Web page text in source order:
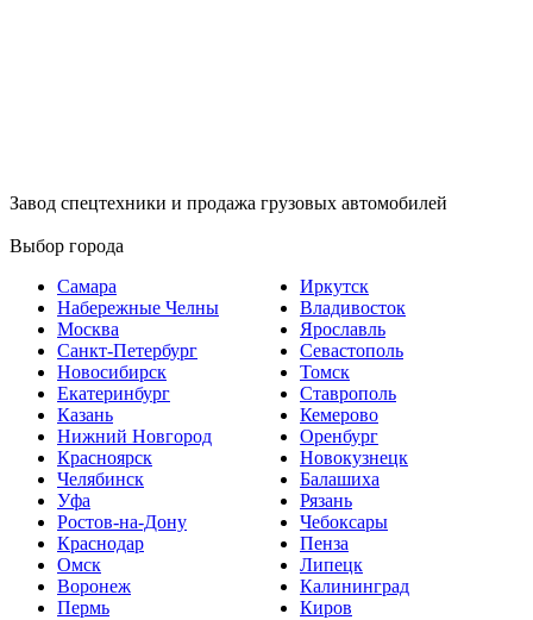
Завод спецтехники и продажа грузовых автомобилей
Выбор города
Самара
Набережные Челны
Москва
Санкт-Петербург
Новосибирск
Екатеринбург
Казань
Нижний Новгород
Красноярск
Челябинск
Уфа
Ростов-на-Дону
Краснодар
Омск
Воронеж
Пермь
Иркутск
Владивосток
Ярославль
Севастополь
Томск
Ставрополь
Кемерово
Оренбург
Новокузнецк
Балашиха
Рязань
Чебоксары
Пенза
Липецк
Калининград
Киров